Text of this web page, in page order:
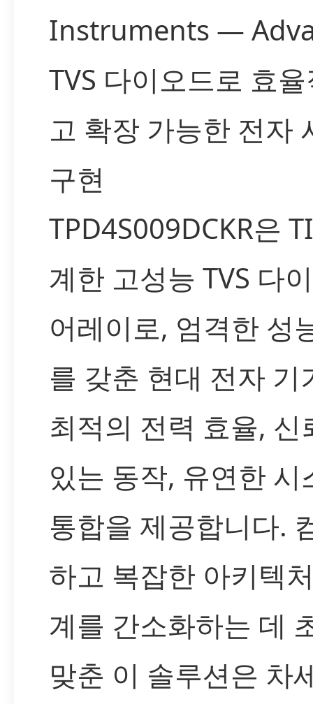
Instruments —
TVS 다이오드로 효
고 확장 가능한 전자
구현
TPD4S009DCKR은
계한 고성능 TVS 다
어레이로, 엄격한 성
를 갖춘 현대 전자 기
최적의 전력 효율, 신
있는 동작, 유연한 시
통합을 제공합니다.
하고 복잡한 아키텍
계를 간소화하는 데
맞춘 이 솔루션은 차